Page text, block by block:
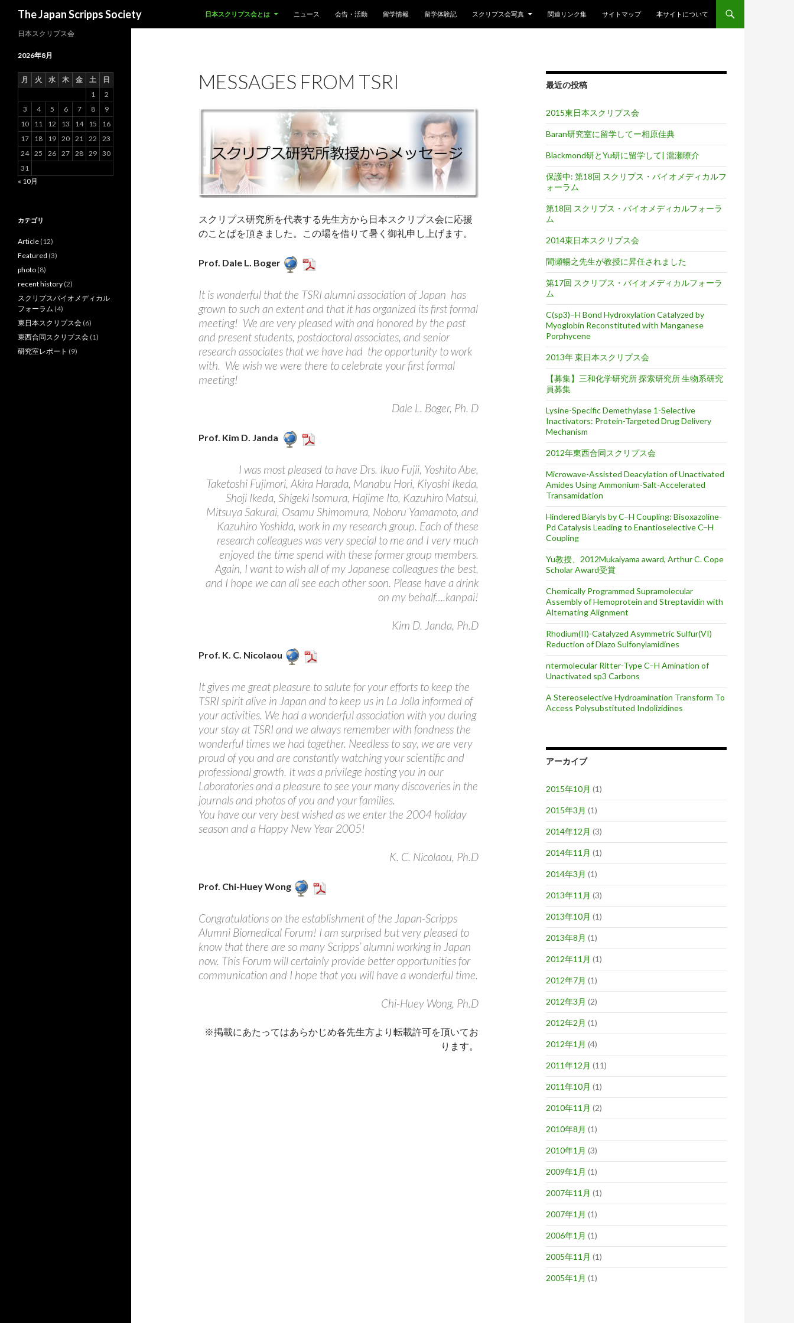
The Japan Scripps Society
日本スクリプス会とは
ニュース 会告・活動 留学情報 留学体験記 スクリプス会写真 関連リンク集 サイトマップ 本サイトについて
MESSAGES FROM TSRI
スクリプス研究所を代表する先生方から日本スクリプス会に応援
のことばを頂きました。この場を借りて暑く御礼申し上げます。
Prof. Dale L. Boger
It is wonderful that the TSRI alumni association of Japan has
grown to such an extent and that it has organized its first formal
meeting! We are very pleased with and honored by the past
and present students, postdoctoral associates, and senior
research associates that we have had the opportunity to work
with. We wish we were there to celebrate your first formal
meeting!
Dale L. Boger, Ph. D
Prof. Kim D. Janda
I was most pleased to have Drs. Ikuo Fujii, Yoshito Abe,
Taketoshi Fujimori, Akira Harada, Manabu Hori, Kiyoshi Ikeda,
Shoji Ikeda, Shigeki Isomura, Hajime Ito, Kazuhiro Matsui,
Mitsuya Sakurai, Osamu Shimomura, Noboru Yamamoto, and
Kazuhiro Yoshida, work in my research group. Each of these
research colleagues was very special to me and I very much
enjoyed the time spend with these former group members.
Again, I want to wish all of my Japanese colleagues the best,
and I hope we can all see each other soon. Please have a drink
on my behalf….kanpai!
Kim D. Janda, Ph.D
Prof. K. C. Nicolaou
It gives me great pleasure to salute for your efforts to keep the
TSRI spirit alive in Japan and to keep us in La Jolla informed of
your activities. We had a wonderful association with you during
your stay at TSRI and we always remember with fondness the
wonderful times we had together. Needless to say, we are very
proud of you and are constantly watching your scientific and
professional growth. It was a privilege hosting you in our
Laboratories and a pleasure to see your many discoveries in the
journals and photos of you and your families.
You have our very best wished as we enter the 2004 holiday
season and a Happy New Year 2005!
K. C. Nicolaou, Ph.D
Prof. Chi-Huey Wong
Congratulations on the establishment of the Japan-Scripps
Alumni Biomedical Forum! I am surprised but very pleased to
know that there are so many Scripps’ alumni working in Japan
now. This Forum will certainly provide better opportunities for
communication and I hope that you will have a wonderful time.
Chi-Huey Wong, Ph.D
※掲載にあたってはあらかじめ各先生方より転載許可を頂いてお
ります。
最近の投稿
2015東日本スクリプス会
Baran研究室に留学してー相原佳典
Blackmond研とYu研に留学して| 瀧瀬瞭介
保護中: 第18回 スクリプス・バイオメディカルフ
ォーラム
第18回 スクリプス・バイオメディカルフォーラ
ム
2014東日本スクリプス会
間瀬暢之先生が教授に昇任されました
第17回 スクリプス・バイオメディカルフォーラ
ム
C(sp3)–H Bond Hydroxylation Catalyzed by
Myoglobin Reconstituted with Manganese
Porphycene
2013年 東日本スクリプス会
【募集】三和化学研究所 探索研究所 生物系研究
員募集
Lysine-Specific Demethylase 1-Selective
Inactivators: Protein-Targeted Drug Delivery
Mechanism
2012年東西合同スクリプス会
Microwave-Assisted Deacylation of Unactivated
Amides Using Ammonium-Salt-Accelerated
Transamidation
Hindered Biaryls by C–H Coupling: Bisoxazoline-
Pd Catalysis Leading to Enantioselective C–H
Coupling
Yu教授、2012Mukaiyama award, Arthur C. Cope
Scholar Award受賞
Chemically Programmed Supramolecular
Assembly of Hemoprotein and Streptavidin with
Alternating Alignment
Rhodium(II)-Catalyzed Asymmetric Sulfur(VI)
Reduction of Diazo Sulfonylamidines
ntermolecular Ritter-Type C–H Amination of
Unactivated sp3 Carbons
A Stereoselective Hydroamination Transform To
Access Polysubstituted Indolizidines
アーカイブ
2015年10月 (1)
2015年3月 (1)
2014年12月 (3)
2014年11月 (1)
2014年3月 (1)
2013年11月 (3)
2013年10月 (1)
2013年8月 (1)
2012年11月 (1)
2012年7月 (1)
2012年3月 (2)
2012年2月 (1)
2012年1月 (4)
2011年12月 (11)
2011年10月 (1)
2010年11月 (2)
2010年8月 (1)
2010年1月 (3)
2009年1月 (1)
2007年11月 (1)
2007年1月 (1)
2006年1月 (1)
2005年11月 (1)
2005年1月 (1)
日本スクリプス会
2026年8月
月 火 水 木 金 土
日
1
2
3
4 5 6 7 8
9
10
11 12 13 14 15
16
17
18 19 20 21 22
23
24 25 26 27 28 29 30
31
« 10月
カテゴリ
Article (12)
Featured (3)
photo (8)
recent history (2)
スクリプスバイオメディカル
フォーラム (4)
東日本スクリプス会 (6)
東西合同スクリプス会 (1)
研究室レポート (9)